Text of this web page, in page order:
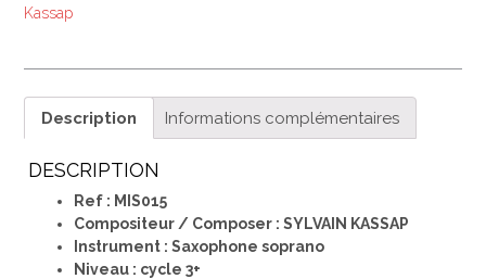
Kassap
Description Informations complémentaires
DESCRIPTION
Ref : MIS015
Compositeur / Composer : SYLVAIN KASSAP
Instrument : Saxophone soprano
Niveau : cycle 3+